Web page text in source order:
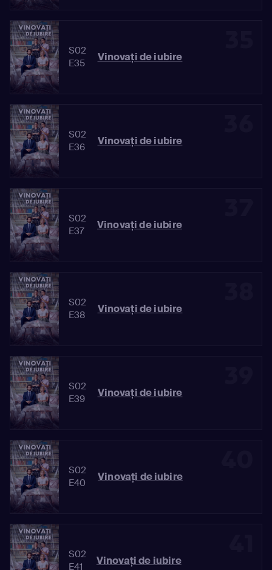
S02
E35
Vinovaţi de iubire
S02
E36
Vinovaţi de iubire
S02
E37
Vinovaţi de iubire
S02
E38
Vinovaţi de iubire
S02
E39
Vinovaţi de iubire
S02
E40
Vinovaţi de iubire
S02
E41
Vinovaţi de iubire